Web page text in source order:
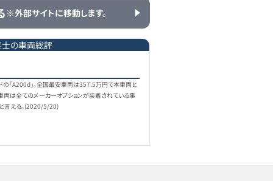
※外部サイトに移動します。
の車両総評
の「A200d」。全国最安車両は357.5万円で本車両と
両は全てのメーカーオプションが装着されている事
言える。(2020/5/20)